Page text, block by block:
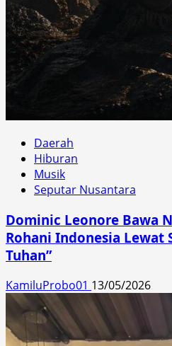
Daerah
Hiburan
Musik
Seputar Nusantara
Dominic Leonore Bawa
Rohani Indonesia Lewat
Tuhan”
KamiluProbo01 13/05/2026